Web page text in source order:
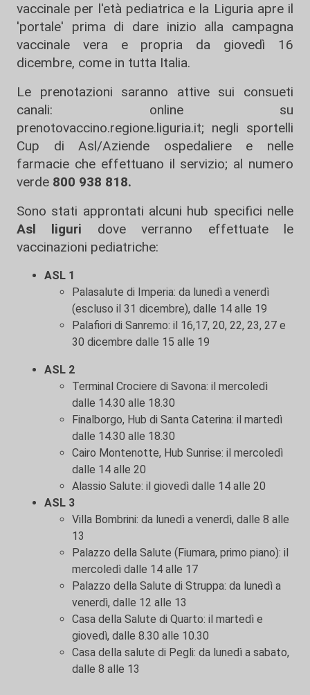
vaccinale per l'età pediatrica e la Liguria apre il
'portale' prima di dare inizio alla campagna
vaccinale vera e propria da giovedì 16
dicembre, come in tutta Italia.
Le prenotazioni saranno attive sui consueti
canali: online su
prenotovaccino.regione.liguria.it; negli sportelli
Cup di Asl/Aziende ospedaliere e nelle
farmacie che effettuano il servizio; al numero
verde 800 938 818.
Sono stati approntati alcuni hub specifici nelle
Asl liguri dove verranno effettuate le
vaccinazioni pediatriche:
ASL 1
Palasalute di Imperia: da lunedì a venerdì
(escluso il 31 dicembre), dalle 14 alle 19
Palafiori di Sanremo: il 16,17, 20, 22, 23, 27 e
30 dicembre dalle 15 alle 19
ASL 2
Terminal Crociere di Savona: il mercoledì
dalle 14.30 alle 18.30
Finalborgo, Hub di Santa Caterina: il martedì
dalle 14.30 alle 18.30
Cairo Montenotte, Hub Sunrise: il mercoledì
dalle 14 alle 20
Alassio Salute: il giovedì dalle 14 alle 20
ASL 3
Villa Bombrini: da lunedì a venerdì, dalle 8 alle
13
Palazzo della Salute (Fiumara, primo piano): il
mercoledì dalle 14 alle 17
Palazzo della Salute di Struppa: da lunedì a
venerdì, dalle 12 alle 13
Casa della Salute di Quarto: il martedì e
giovedì, dalle 8.30 alle 10.30
Casa della salute di Pegli: da lunedì a sabato,
dalle 8 alle 13